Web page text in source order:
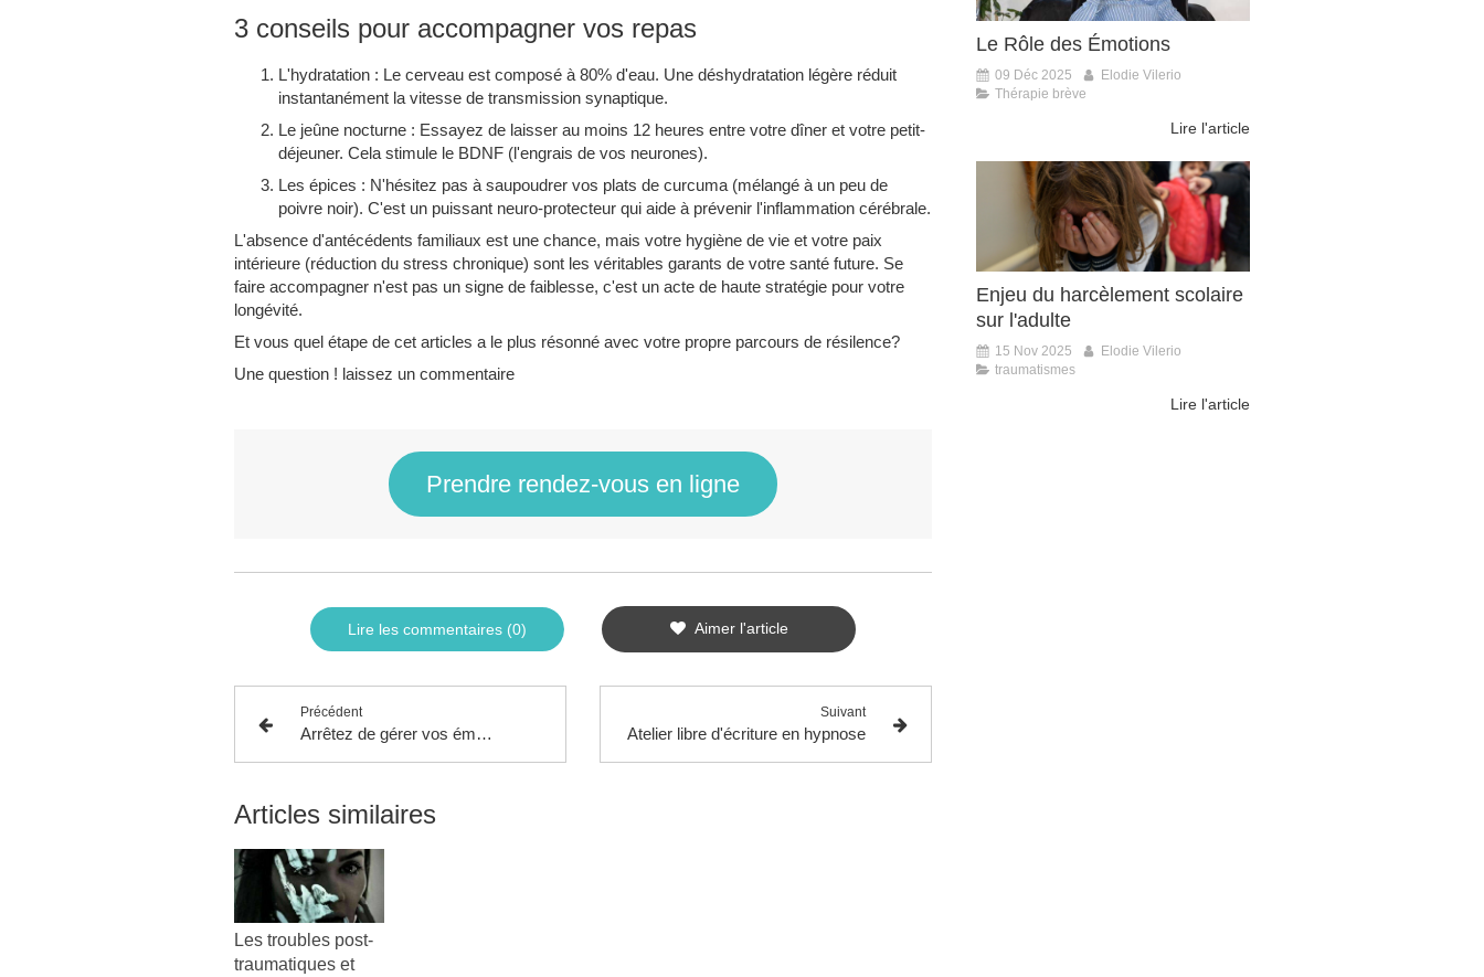
3 conseils pour accompagner vos repas
L'hydratation : Le cerveau est composé à 80% d'eau. Une déshydratation légère réduit
instantanément la vitesse de transmission synaptique.
Le jeûne nocturne : Essayez de laisser au moins 12 heures entre votre dîner et votre petit-
déjeuner. Cela stimule le BDNF (l'engrais de vos neurones).
Les épices : N'hésitez pas à saupoudrer vos plats de curcuma (mélangé à un peu de
poivre noir). C'est un puissant neuro-protecteur qui aide à prévenir l'inflammation cérébrale.
L'absence d'antécédents familiaux est une chance, mais votre hygiène de vie et votre paix
intérieure (réduction du stress chronique) sont les véritables garants de votre santé future. Se
faire accompagner n'est pas un signe de faiblesse, c'est un acte de haute stratégie pour votre
longévité.
Et vous quel étape de cet articles a le plus résonné avec votre propre parcours de résilence?
Une question ! laissez un commentaire
Prendre rendez-vous en ligne
Lire les commentaires (0) Aimer l'article
Précédent
Arrêtez de gérer vos émotions, apprenez à les réguler !
Suivant
Atelier libre d'écriture en hypnose
Articles similaires
Les troubles post-
traumatiques et
Le Rôle des Émotions
09 Déc 2025
Elodie Vilerio
Thérapie brève
Lire l'article
Enjeu du harcèlement scolaire
sur l'adulte
15 Nov 2025
Elodie Vilerio
traumatismes
Lire l'article